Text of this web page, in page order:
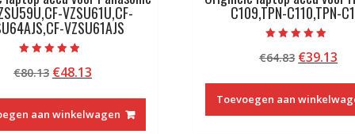
VZSU61U,CF-
VZSU61AJS
met
4.50
€80.13 Oorspronkelijke
was:
€80.13.
€48.13Huidige
€48.13.
aan winkelwagen
C109,TPN-C110,TPN-
5.00
van 5
€64.83
was:
€64.83.
€39.13
Toevoegen aan